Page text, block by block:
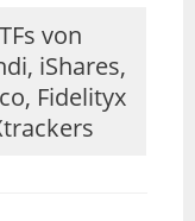
von
iShares,
Fidelityx